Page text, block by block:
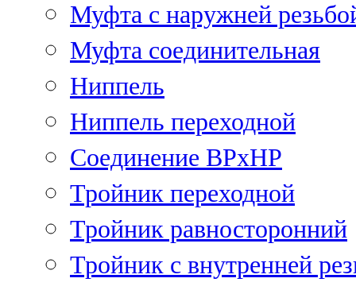
Муфта с наружней
Муфта соединительная
Ниппель
Ниппель переходной
Соединение ВРхНР
Тройник переходной
Тройник равносторонний
Тройник с внутренней